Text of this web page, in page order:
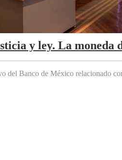
y ley. La moneda
del Banco de México relacionado